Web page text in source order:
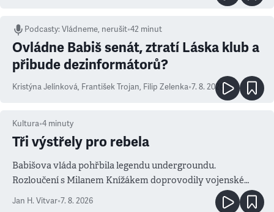
Podcasty:Vládneme, nerušit•42 minut
Ovládne Babiš senát, ztratí Láska klub a
přibude dezinformátorů?
Kristýna Jelínková, František Trojan, Filip Zelenka•7. 8. 2026
Kultura•4 minuty
Tři výstřely pro rebela
Babišova vláda pohřbila legendu undergroundu.
Rozloučení s Milanem Knížákem doprovodily vojenské
salvy i kritika pokrokářů
Jan H. Vitvar•7. 8. 2026